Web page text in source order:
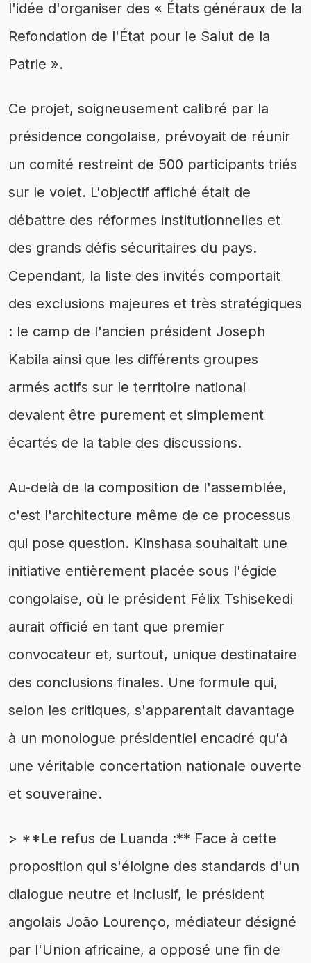
l'idée d'organiser des « États généraux de la
Refondation de l'État pour le Salut de la
Patrie ».
Ce projet, soigneusement calibré par la
présidence congolaise, prévoyait de réunir
un comité restreint de 500 participants triés
sur le volet. L'objectif affiché était de
débattre des réformes institutionnelles et
des grands défis sécuritaires du pays.
Cependant, la liste des invités comportait
des exclusions majeures et très stratégiques
: le camp de l'ancien président Joseph
Kabila ainsi que les différents groupes
armés actifs sur le territoire national
devaient être purement et simplement
écartés de la table des discussions.
Au-delà de la composition de l'assemblée,
c'est l'architecture même de ce processus
qui pose question. Kinshasa souhaitait une
initiative entièrement placée sous l'égide
congolaise, où le président Félix Tshisekedi
aurait officié en tant que premier
convocateur et, surtout, unique destinataire
des conclusions finales. Une formule qui,
selon les critiques, s'apparentait davantage
à un monologue présidentiel encadré qu'à
une véritable concertation nationale ouverte
et souveraine.
> **Le refus de Luanda :** Face à cette
proposition qui s'éloigne des standards d'un
dialogue neutre et inclusif, le président
angolais João Lourenço, médiateur désigné
par l'Union africaine, a opposé une fin de